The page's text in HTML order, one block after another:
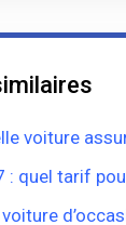
voiture
: quel tarif